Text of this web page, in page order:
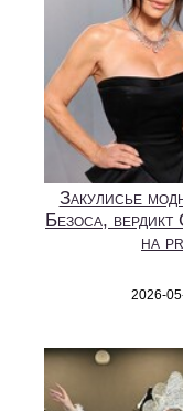
Закулисье
Безоса,
на
2026-